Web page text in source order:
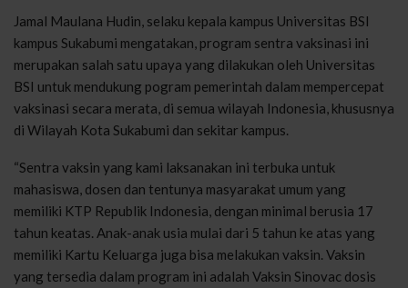
Jamal Maulana Hudin, selaku kepala kampus Universitas BSI
kampus Sukabumi mengatakan, program sentra vaksinasi ini
merupakan salah satu upaya yang dilakukan oleh Universitas
BSI untuk mendukung pogram pemerintah dalam mempercepat
vaksinasi secara merata, di semua wilayah Indonesia, khususnya
di Wilayah Kota Sukabumi dan sekitar kampus.
“Sentra vaksin yang kami laksanakan ini terbuka untuk
mahasiswa, dosen dan tentunya masyarakat umum yang
memiliki KTP Republik Indonesia, dengan minimal berusia 17
tahun keatas. Anak-anak usia mulai dari 5 tahun ke atas yang
memiliki Kartu Keluarga juga bisa melakukan vaksin. Vaksin
yang tersedia dalam program ini adalah Vaksin Sinovac dosis